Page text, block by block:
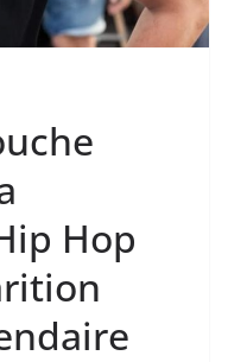
Hop